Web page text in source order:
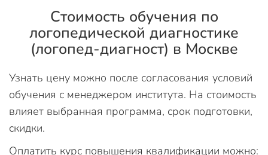
Стоимость обучения по
логопедической диагностике
(логопед-диагност) в Москве
Узнать цену можно после согласования условий
обучения с менеджером института. На стоимость
влияет выбранная программа, срок подготовки,
скидки.
Оплатить курс повышения квалификации можно: